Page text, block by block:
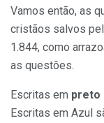
Vamos então, as
cristãos salvos
1.844, como
as questões.
Escritas em preto
Escritas em Azul